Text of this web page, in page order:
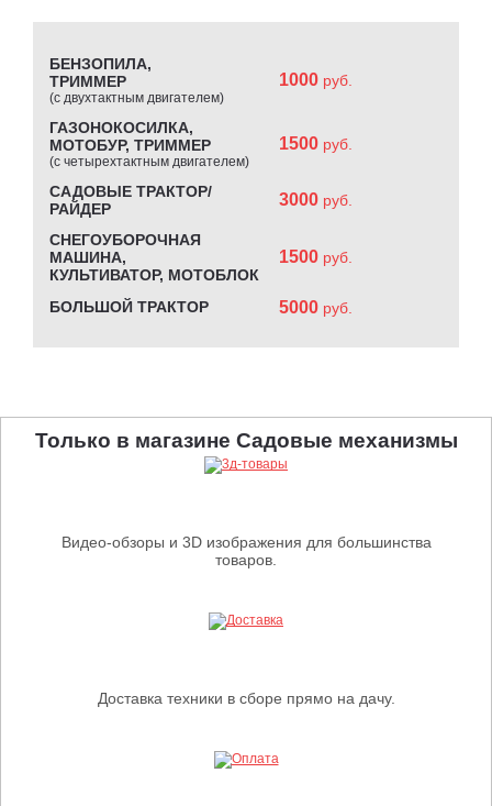
БЕНЗОПИЛА,
ТРИММЕР
(с двухтактным двигателем)
1000 руб.
ГАЗОНОКОСИЛКА,
МОТОБУР, ТРИММЕР
(с четырехтактным двигателем)
1500 руб.
САДОВЫЕ ТРАКТОР/
РАЙДЕР
3000 руб.
СНЕГОУБОРОЧНАЯ
МАШИНА,
КУЛЬТИВАТОР, МОТОБЛОК
1500 руб.
БОЛЬШОЙ ТРАКТОР 5000 руб.
Только в магазине Садовые механизмы
Видео-обзоры и 3D изображения для большинства
товаров.
Доставка техники в сборе прямо на дачу.